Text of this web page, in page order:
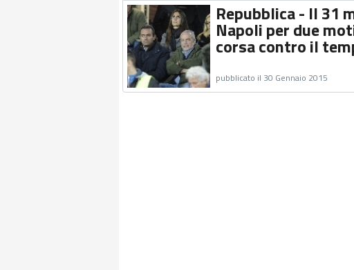
Repubblica - Il 31
Napoli per due
corsa contro il
pubblicato il 30 Gennaio 2015